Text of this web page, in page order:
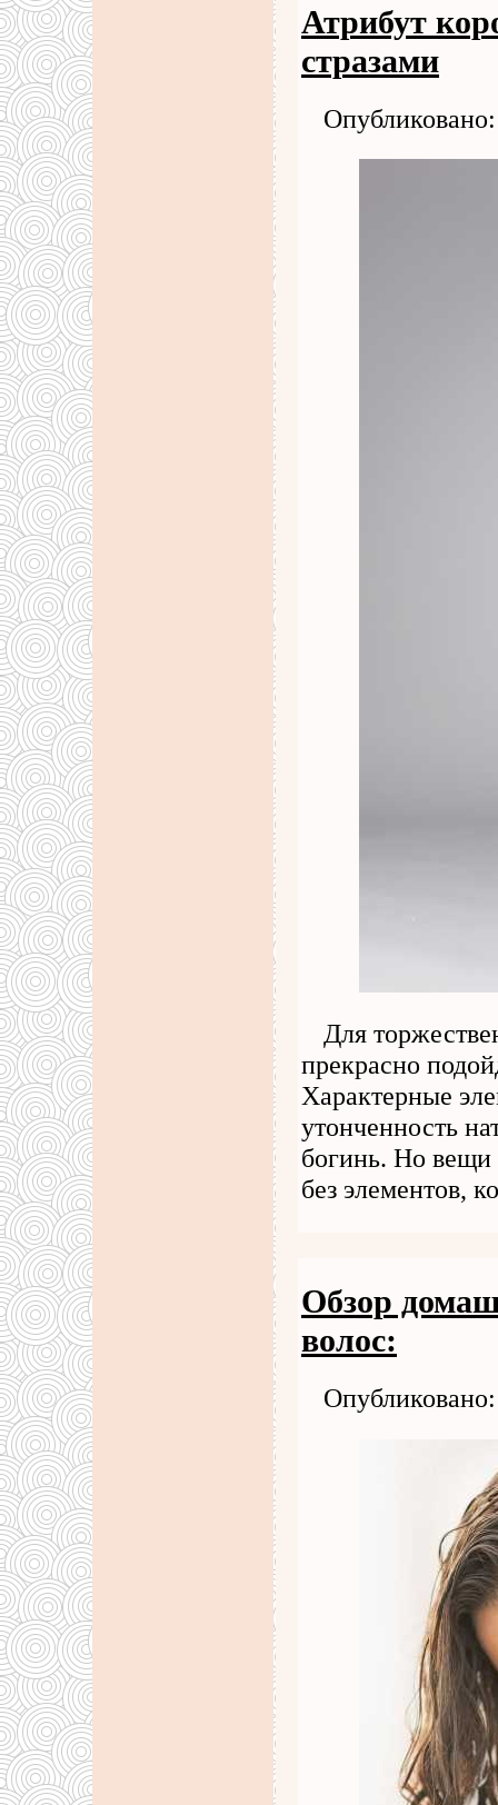
Атрибут
стразами
Для
прекрасно
Характерные
утонченность
богинь. Но вещи
без элементов,
Обзор
волос: